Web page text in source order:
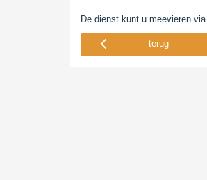
De dienst kunt u meevieren via
terug